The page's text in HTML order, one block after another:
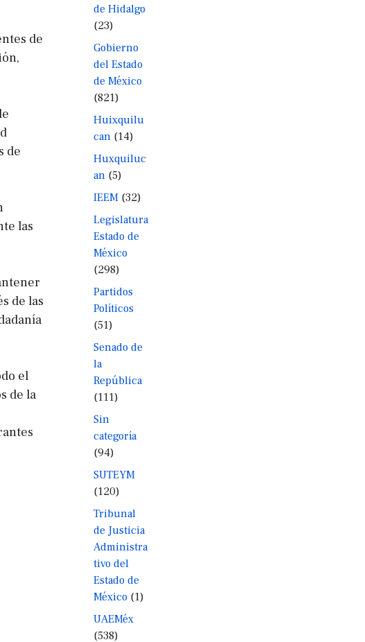
de
de
las
de las
el
de la
de Hidalgo
(23)
Gobierno
del Estado
de México
(821)
Huixquilu
can (14)
Huxquiluc
an (5)
IEEM (32)
Legislatura
Estado de
México
(298)
Partidos
Políticos
(51)
Senado de
la
República
(111)
Sin
categoría
(94)
SUTEYM
(120)
Tribunal
de Justicia
Administra
tivo del
Estado de
México (1)
UAEMéx
(538)